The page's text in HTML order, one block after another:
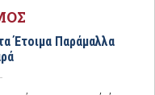
Έτοιμα Παράμαλλα